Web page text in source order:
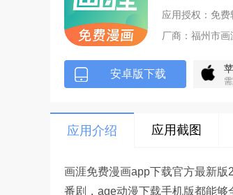
应用授权：免费
厂商： 福州市画
安卓版下载
应用介绍 应用截图
画涯免费漫画app下载官方最新
番剧，age动漫下载手机版都能